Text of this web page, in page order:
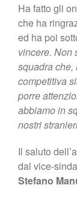
Ha fatto gli
che ha
ed ha poi
vincere. Non
squadra che,
competitiva
porre
abbiamo in
nostri
Il saluto
dal vice-
Stefano